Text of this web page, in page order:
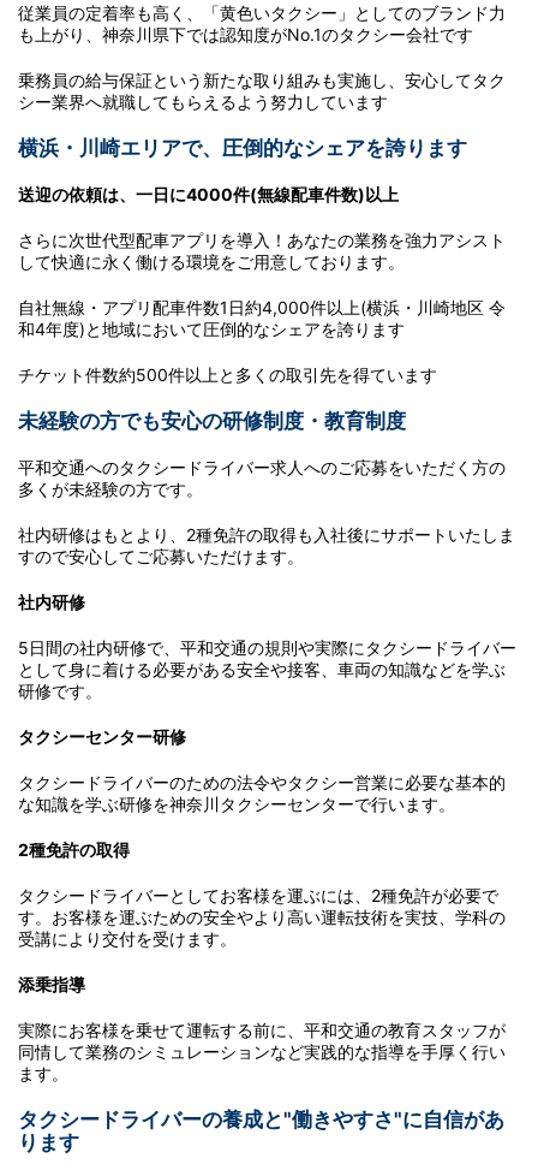
従業員の定着率も高く、「黄色いタクシー」としてのブランド力
も上がり、神奈川県下では認知度がNo.1のタクシー会社です
乗務員の給与保証という新たな取り組みも実施し、安心してタク
シー業界へ就職してもらえるよう努力しています
横浜・川崎エリアで、圧倒的なシェアを誇ります
送迎の依頼は、一日に4000件(無線配車件数)以上
さらに次世代型配車アプリを導入！あなたの業務を強力アシスト
して快適に永く働ける環境をご用意しております。
自社無線・アプリ配車件数1日約4,000件以上(横浜・川崎地区 令
和4年度)と地域において圧倒的なシェアを誇ります
チケット件数約500件以上と多くの取引先を得ています
未経験の方でも安心の研修制度・教育制度
平和交通へのタクシードライバー求人へのご応募をいただく方の
多くが未経験の方です。
社内研修はもとより、2種免許の取得も入社後にサポートいたしま
すので安心してご応募いただけます。
社内研修
5日間の社内研修で、平和交通の規則や実際にタクシードライバー
として身に着ける必要がある安全や接客、車両の知識などを学ぶ
研修です。
タクシーセンター研修
タクシードライバーのための法令やタクシー営業に必要な基本的
な知識を学ぶ研修を神奈川タクシーセンターで行います。
2種免許の取得
タクシードライバーとしてお客様を運ぶには、2種免許が必要で
す。お客様を運ぶための安全やより高い運転技術を実技、学科の
受講により交付を受けます。
添乗指導
実際にお客様を乗せて運転する前に、平和交通の教育スタッフが
同情して業務のシミュレーションなど実践的な指導を手厚く行い
ます。
タクシードライバーの養成と"働きやすさ"に自信があ
ります